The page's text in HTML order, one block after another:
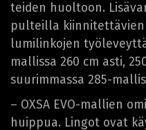
teiden huoltoon.
pulteilla
lumilinkojen
mallissa 260 cm asti,
suurimmassa 285-
– OXSA EVO-mallien
huippua. Lingot ovat